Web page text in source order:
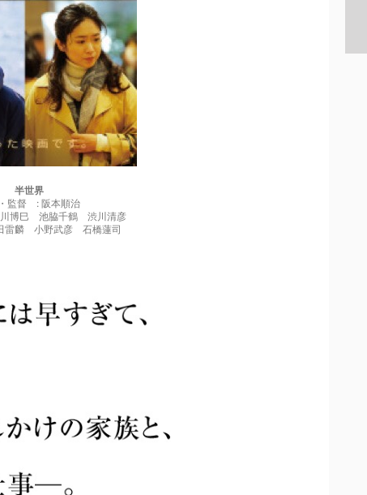
半世界
監督 : 阪本順治
博巳 池脇千鶴 渋川清彦
雷麟 小野武彦 石橋蓮司